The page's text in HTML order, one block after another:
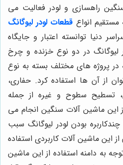
راهسازی و لودر فعالیت می
انواع قطعات لودر لیوگانگ
دنیا توانسته اعتبار و جایگاه
لیوگانگ در دو نوع خزنده و چرخ
پروژه های مختلف بسته به نوع
از آن ها استفاده کرد. حفاری،
تسطیح سطوح و غیره از جمله
این ماشین آلات سنگین انجام می
بودن لودر لیوگانگ سبب
این ماشین آلات کاربردی استفاده
به دامنه استفاده از این ماشین